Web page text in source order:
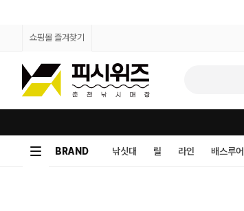
쇼핑몰 즐겨찾기
BRAND 낚싯대 릴 라인 배스루어